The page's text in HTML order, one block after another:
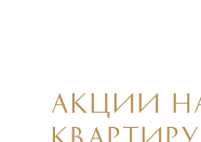
АКЦИИ
КВАРТИРУ